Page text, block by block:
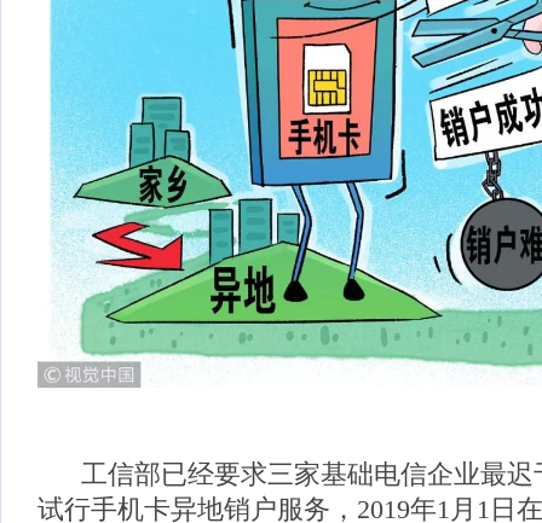
工信部已经要求三家基础电信企业最迟
试行手机卡异地销户服务，2019年1月1日